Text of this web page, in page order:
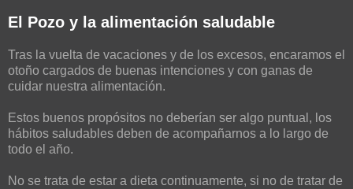
El Pozo y la alimentación saludable
Tras la vuelta de vacaciones y de los excesos, encaramos el
otoño cargados de buenas intenciones y con ganas de
cuidar nuestra alimentación.
Estos buenos propósitos no deberían ser algo puntual, los
hábitos saludables deben de acompañarnos a lo largo de
todo el año.
No se trata de estar a dieta continuamente, si no de tratar de